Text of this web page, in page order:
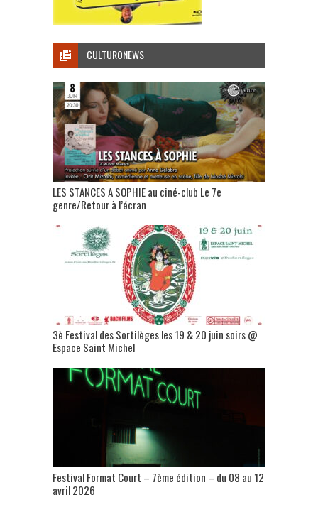
CULTURONEWS
LES STANCES A SOPHIE au ciné-club Le 7e
genre/Retour à l’écran
3è Festival des Sortilèges les 19 & 20 juin soirs @
Espace Saint Michel
Festival Format Court – 7ème édition – du 08 au 12
avril 2026